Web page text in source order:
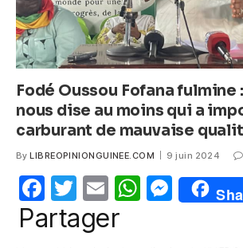
Fodé Oussou Fofana fulmine :
nous dise au moins qui a
carburant de mauvaise
By LIBREOPINIONGUINEE.COM 9 juin 2024
F
a
T
w
itt
E
m
W M
e
Partager